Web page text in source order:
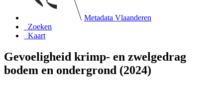
Metadata Vlaanderen
Zoeken
Kaart
Gevoeligheid krimp- en zwelgedrag
bodem en ondergrond (2024)